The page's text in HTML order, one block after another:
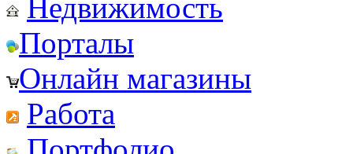
Недвижимость
Порталы
Онлайн магазины
Работа